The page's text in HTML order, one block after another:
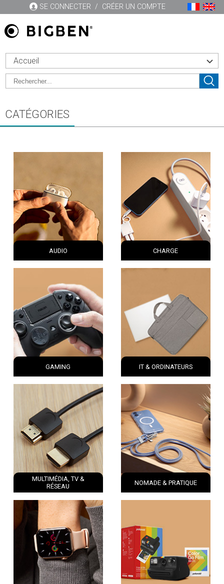
SE CONNECTER / CRÉER UN COMPTE
Accueil
CATÉGORIES
AUDIO CHARGE
GAMING IT & ORDINATEURS
MULTIMÉDIA, TV &
RÉSEAU
NOMADE & PRATIQUE